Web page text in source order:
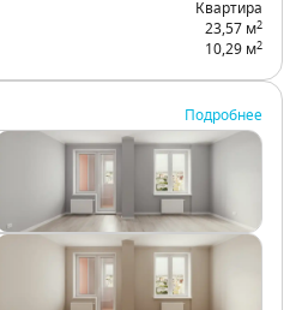
Квартира
23,57 м2
10,29 м2
Подробнее